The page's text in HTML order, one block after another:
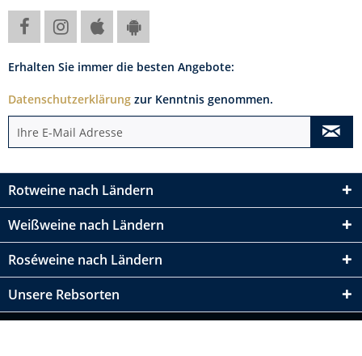
Erhalten Sie immer die besten Angebote:
Datenschutzerklärung zur Kenntnis genommen.
Rotweine nach Ländern
Weißweine nach Ländern
Roséweine nach Ländern
Unsere Rebsorten